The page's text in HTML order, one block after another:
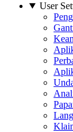
User